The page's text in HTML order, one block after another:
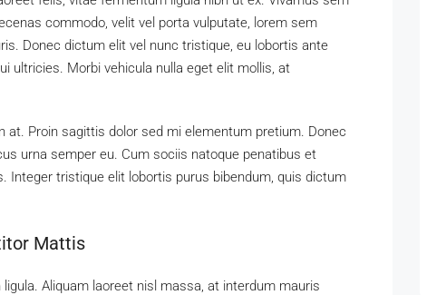
commodo, velit vel porta vulputate, lorem sem
Donec dictum elit vel nunc tristique, eu lobortis ante
ultricies. Morbi vehicula nulla eget elit mollis, at
at. Proin sagittis dolor sed mi elementum pretium. Donec
urna semper eu. Cum sociis natoque penatibus et
tristique elit lobortis purus bibendum, quis dictum
Mattis
Aliquam laoreet nisl massa, at interdum mauris